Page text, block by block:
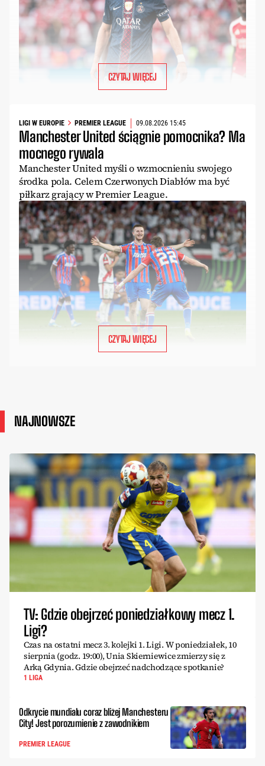
CZYTAJ WIĘCEJ
LIGI W EUROPIE PREMIER LEAGUE 09.08.2026 15:45
Manchester United ściągnie pomocnika? Ma
mocnego rywala
Manchester United myśli o wzmocnieniu swojego
środka pola. Celem Czerwonych Diabłów ma być
piłkarz grający w Premier League.
CZYTAJ WIĘCEJ
NAJNOWSZE
TV: Gdzie obejrzeć poniedziałkowy mecz 1.
Ligi?
Czas na ostatni mecz 3. kolejki 1. Ligi. W poniedziałek, 10
sierpnia (godz. 19:00), Unia Skierniewice zmierzy się z
Arką Gdynia. Gdzie obejrzeć nadchodzące spotkanie?
1 LIGA
Odkrycie mundialu coraz bliżej Manchesteru
City! Jest porozumienie z zawodnikiem
PREMIER LEAGUE